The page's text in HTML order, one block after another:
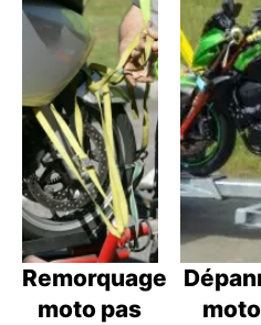
Remorquage
moto pas